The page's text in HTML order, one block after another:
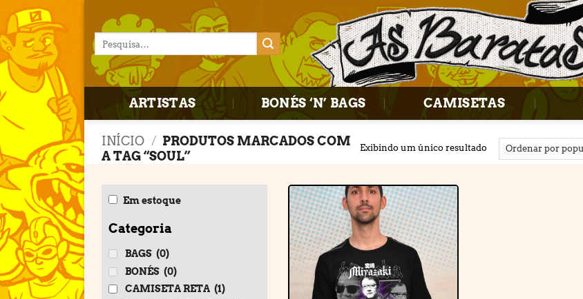
content
Pesquisar
por:
ARTISTAS BONÉS ‘N’ BAGS CAMISETAS
INÍCIO / PRODUTOS MARCADOS COM
A TAG “SOUL”
Exibindo um único resultado
Em estoque
Categoria
BAGS (0)
BONÉS (0)
CAMISETA RETA (1)
Adicionar
à lista de
desejos